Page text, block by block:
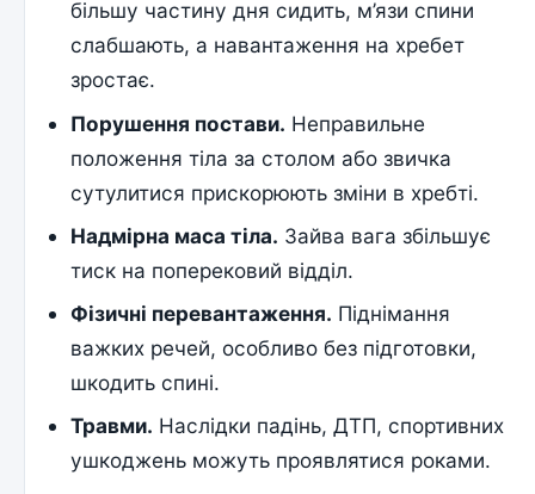
більшу частину дня сидить, м’язи спини
слабшають, а навантаження на хребет
зростає.
Порушення постави. Неправильне
положення тіла за столом або звичка
сутулитися прискорюють зміни в хребті.
Надмірна маса тіла. Зайва вага збільшує
тиск на поперековий відділ.
Фізичні перевантаження. Піднімання
важких речей, особливо без підготовки,
шкодить спині.
Травми. Наслідки падінь, ДТП, спортивних
ушкоджень можуть проявлятися роками.